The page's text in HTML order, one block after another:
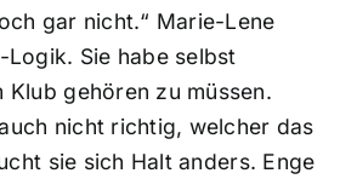
gar nicht.“ Marie-Lene
Sie habe selbst
Klub gehören zu müssen.
nicht richtig, welcher das
sie sich Halt anders. Enge